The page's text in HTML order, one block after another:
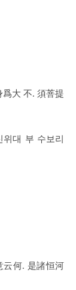
大 不. 須菩提
대 부 수보리
云何. 是諸恒河